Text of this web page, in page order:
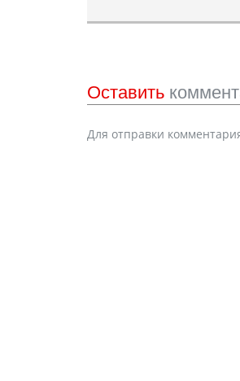
Оставить
Для отправки